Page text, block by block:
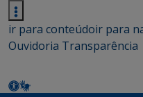
ir para conteúdoir para
Ouvidoria Transparência